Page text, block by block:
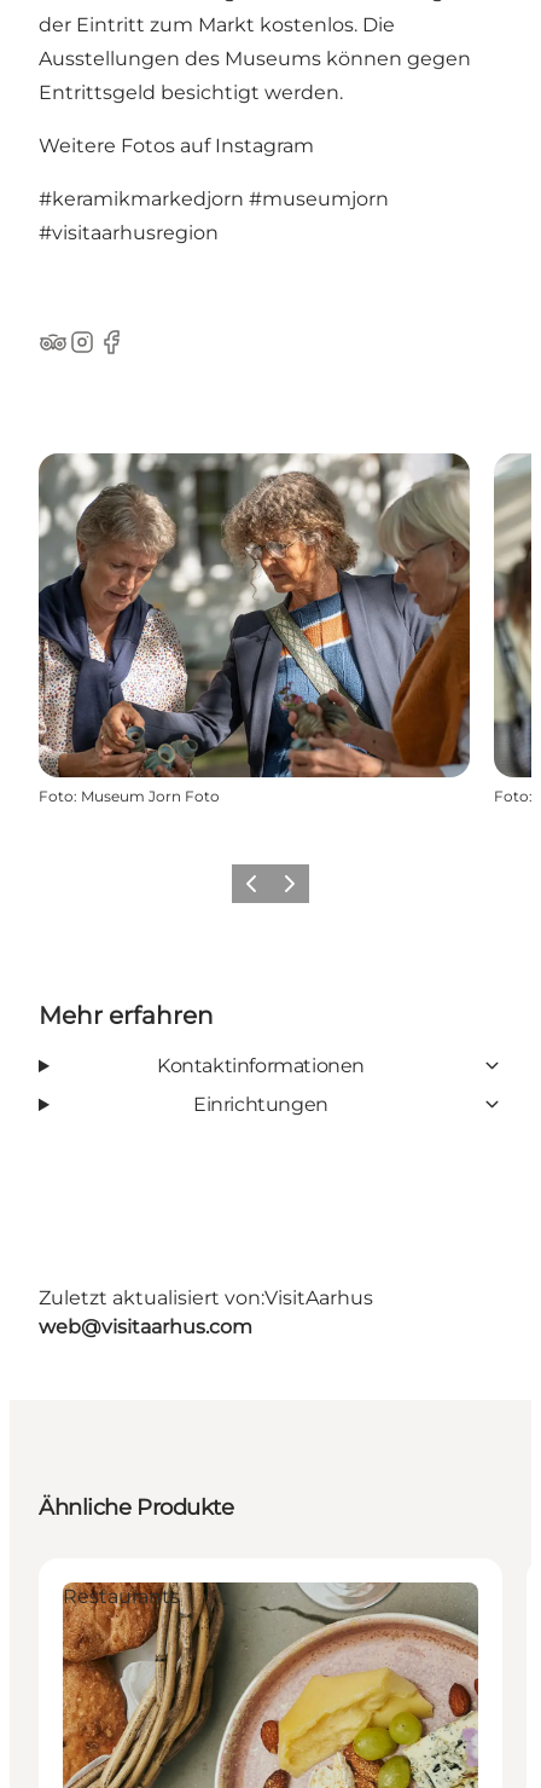
der Eintritt zum Markt kostenlos. Die
Ausstellungen des Museums können gegen
Entrittsgeld besichtigt werden.
Weitere Fotos auf Instagram
#keramikmarkedjorn #museumjorn
#visitaarhusregion
TripAdvisor
Instagram
Facebook
Foto: Museum Jorn Foto Foto:
ZurückWeiter
Mehr erfahren
Kontaktinformationen
Einrichtungen
Zuletzt aktualisiert von:VisitAarhus
web@visitaarhus.com
Ähnliche Produkte
Restaurants